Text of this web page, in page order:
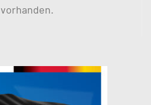
vorhanden.